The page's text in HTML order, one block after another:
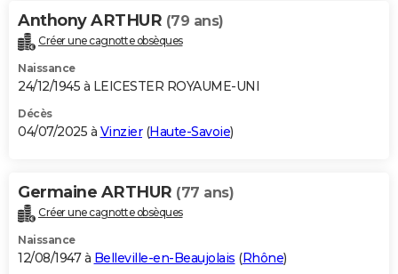
Anthony ARTHUR (79 ans)
Créer une cagnotte obsèques
Naissance
24/12/1945 à LEICESTER ROYAUME-UNI
Décès
04/07/2025 à Vinzier(Haute-Savoie)
Germaine ARTHUR (77 ans)
Créer une cagnotte obsèques
Naissance
12/08/1947 à Belleville-en-Beaujolais (Rhône)